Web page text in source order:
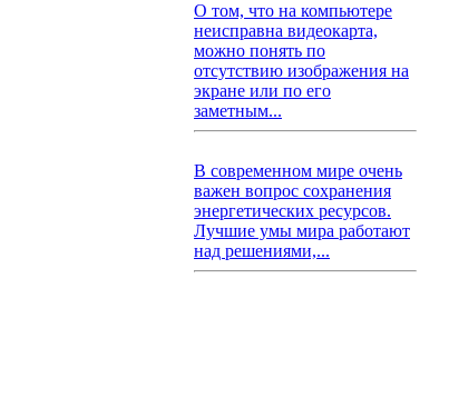
О том, что на компьютере
неисправна видеокарта,
можно понять по
отсутствию изображения на
экране или по его
заметным...
В современном мире очень
важен вопрос сохранения
энергетических ресурсов.
Лучшие умы мира работают
над решениями,...